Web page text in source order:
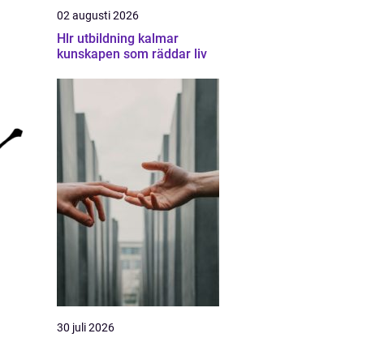
02 augusti 2026
Hlr utbildning kalmar
kunskapen som räddar liv
30 juli 2026